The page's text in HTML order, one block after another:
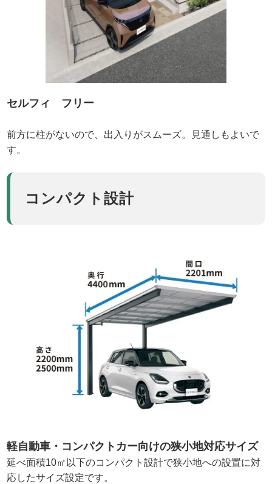
セルフィ フリー
前方に柱がないので、出入りがスムーズ。見通しもよいで
す。
コンパクト設計
軽自動車・コンパクトカー向けの狭小地対応サイズ
延べ面積10㎡以下のコンパクト設計で狭小地への設置に対
応したサイズ設定です。